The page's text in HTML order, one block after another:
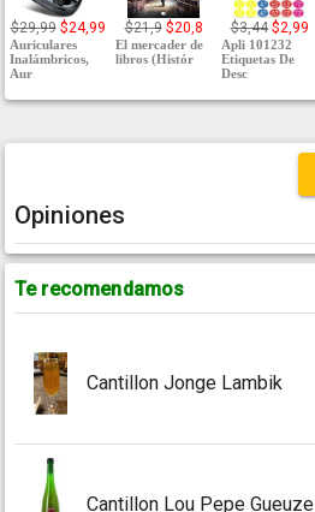
$29,99 $24,99
Auriculares
Inalámbricos,
Aur
$21,9 $20,8
El mercader de
libros (Histór
$3,44 $2,99
Apli 101232
Etiquetas De
Desc
Opiniones
Te recomendamos
Cantillon Jonge Lambik
Cantillon Lou Pepe Gueuze